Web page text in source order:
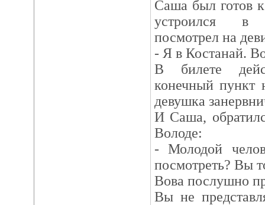
Саша был готов
устроился в
посмотрел на
- Я в Костанай.
В билете
конечный пункт
девушка
И Саша,
Володе:
- Молодой
посмотреть? Вы
Вова послушно
Вы не